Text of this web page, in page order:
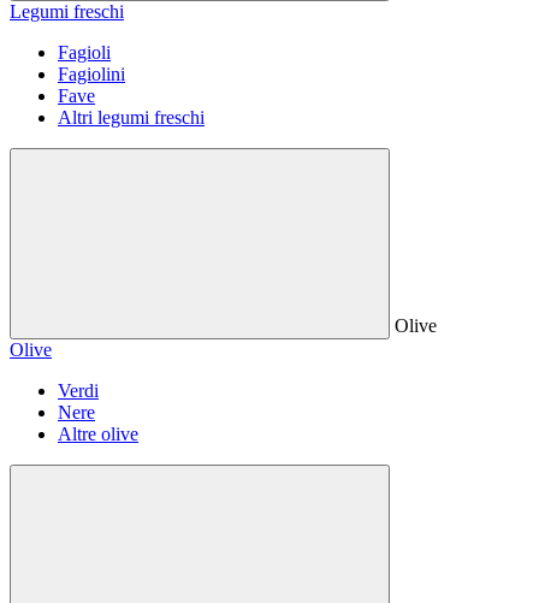
Legumi freschi
Fagioli
Fagiolini
Fave
Altri legumi freschi
Olive
Olive
Verdi
Nere
Altre olive